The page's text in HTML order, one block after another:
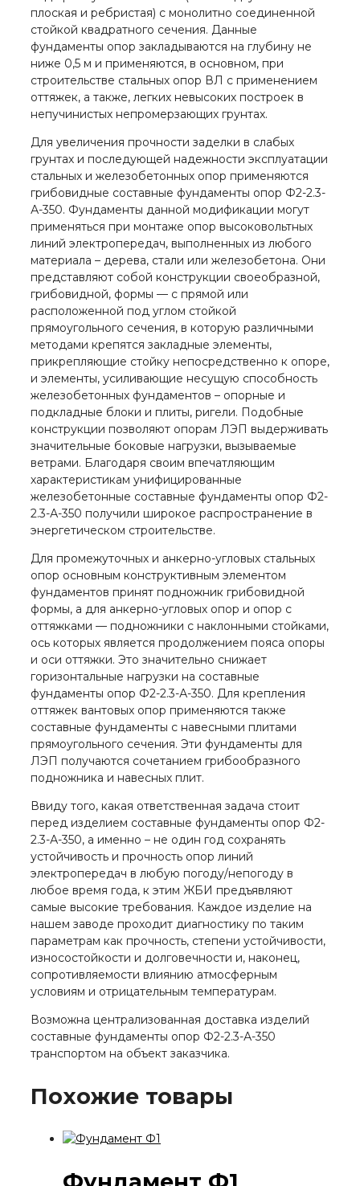
плоская и ребристая) с монолитно соединенной
стойкой квадратного сечения. Данные
фундаменты опор закладываются на глубину не
ниже 0,5 м и применяются, в основном, при
строительстве стальных опор ВЛ с применением
оттяжек, а также, легких невысоких построек в
непучинистых непромерзающих грунтах.
Для увеличения прочности заделки в слабых
грунтах и последующей надежности эксплуатации
стальных и железобетонных опор применяются
грибовидные составные фундаменты опор Ф2-2.3-
А-350. Фундаменты данной модификации могут
применяться при монтаже опор высоковольтных
линий электропередач, выполненных из любого
материала – дерева, стали или железобетона. Они
представляют собой конструкции своеобразной,
грибовидной, формы — с прямой или
расположенной под углом стойкой
прямоугольного сечения, в которую различными
методами крепятся закладные элементы,
прикрепляющие стойку непосредственно к опоре,
и элементы, усиливающие несущую способность
железобетонных фундаментов – опорные и
подкладные блоки и плиты, ригели. Подобные
конструкции позволяют опорам ЛЭП выдерживать
значительные боковые нагрузки, вызываемые
ветрами. Благодаря своим впечатляющим
характеристикам унифицированные
железобетонные составные фундаменты опор Ф2-
2.3-А-350 получили широкое распространение в
энергетическом строительстве.
Для промежуточных и анкерно-угловых стальных
опор основным конструктивным элементом
фундаментов принят подножник грибовидной
формы, а для анкерно-угловых опор и опор с
оттяжками — подножники с наклонными стойками,
ось которых является продолжением пояса опоры
и оси оттяжки. Это значительно снижает
горизонтальные нагрузки на составные
фундаменты опор Ф2-2.3-А-350. Для крепления
оттяжек вантовых опор применяются также
составные фундаменты с навесными плитами
прямоугольного сечения. Эти фундаменты для
ЛЭП получаются сочетанием грибообразного
подножника и навесных плит.
Ввиду того, какая ответственная задача стоит
перед изделием составные фундаменты опор Ф2-
2.3-А-350, а именно – не один год сохранять
устойчивость и прочность опор линий
электропередач в любую погоду/непогоду в
любое время года, к этим ЖБИ предъявляют
самые высокие требования. Каждое изделие на
нашем заводе проходит диагностику по таким
параметрам как прочность, степени устойчивости,
износостойкости и долговечности и, наконец,
сопротивляемости влиянию атмосферным
условиям и отрицательным температурам.
Возможна централизованная доставка изделий
составные фундаменты опор Ф2-2.3-А-350
транспортом на объект заказчика.
Похожие товары